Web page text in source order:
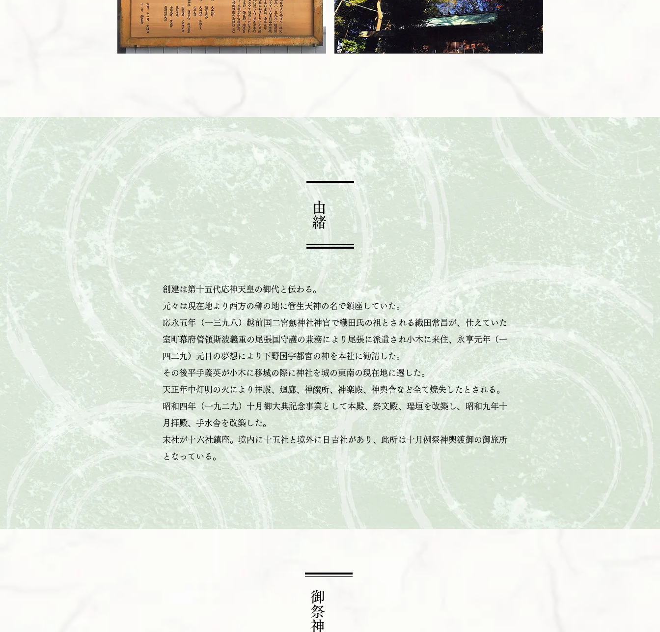
由緒
創建は第十五代応神天皇の御代と伝わる。
元々は現在地より西方の榊の地に管生天神の名で鎮座していた。
応永五年（一三九八）越前国二宮劔神社神官で織田氏の祖とされる織田常昌が、仕えていた
室町幕府管領斯波義重の尾張国守護の兼務により尾張に派遣され小木に来住、永享元年（一
四二九）元日の夢想により下野国宇都宮の神を本社に勧請した。
その後平手義英が小木に移城の際に神社を城の東南の現在地に遷した。
天正年中灯明の火により拝殿、廻廊、神饌所、神楽殿、神輿舎など全て焼失したとされる。
昭和四年（一九二九）十月御大典記念事業として本殿、祭文殿、瑞垣を改築し、昭和九年十
月拝殿、手水舎を改築した。
末社が十六社鎮座。境内に十五社と境外に日吉社があり、此所は十月例祭神輿渡御の御旅所
となっている。
御祭神